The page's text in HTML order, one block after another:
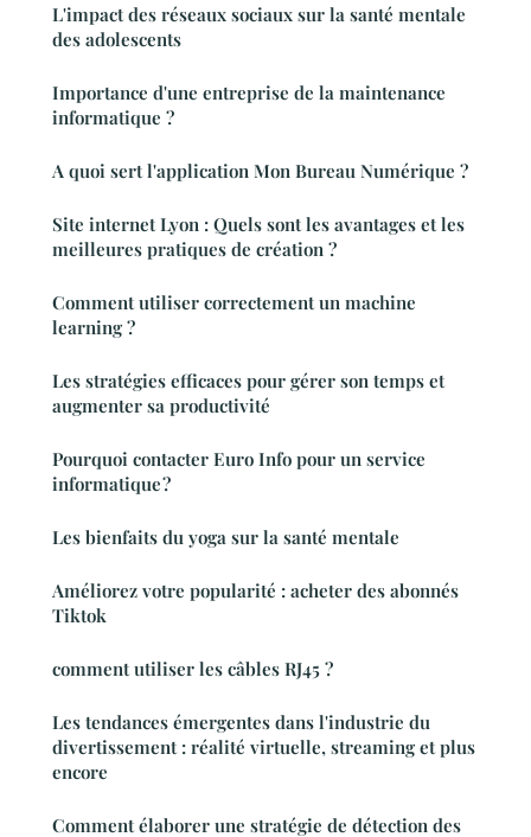
L'impact des réseaux sociaux sur la santé mentale
des adolescents
Importance d'une entreprise de la maintenance
informatique ?
A quoi sert l'application Mon Bureau Numérique ?
Site internet Lyon : Quels sont les avantages et les
meilleures pratiques de création ?
Comment utiliser correctement un machine
learning ?
Les stratégies efficaces pour gérer son temps et
augmenter sa productivité
Pourquoi contacter Euro Info pour un service
informatique ?
Les bienfaits du yoga sur la santé mentale
Améliorez votre popularité : acheter des abonnés
Tiktok
comment utiliser les câbles RJ45 ?
Les tendances émergentes dans l'industrie du
divertissement : réalité virtuelle, streaming et plus
encore
Comment élaborer une stratégie de détection des